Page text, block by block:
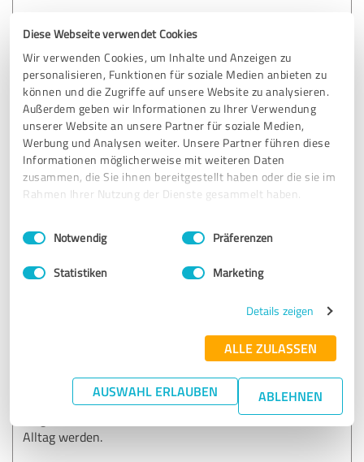
Diese Webseite verwendet Cookies
Wir verwenden Cookies, um Inhalte und Anzeigen zu
personalisieren, Funktionen für soziale Medien anbieten zu
können und die Zugriffe auf unsere Website zu analysieren.
Außerdem geben wir Informationen zu Ihrer Verwendung
unserer Website an unsere Partner für soziale Medien,
Werbung und Analysen weiter. Unsere Partner führen diese
Informationen möglicherweise mit weiteren Daten
zusammen, die Sie ihnen bereitgestellt haben oder die sie im
Rahmen Ihrer Nutzung der Dienste gesammelt haben.
Impressum Datenschutzbestimmungen
Einwilligungsauswahl
Notwendig Präferenzen
Statistiken Marketing
Details zeigen
ALLE ZULASSEN
AUSWAHL ERLAUBEN ABLEHNEN
Erfahrungsbericht & Bewertung zu:
Alexander Burkhardt
06.02.2025 Anonym
5,00 von 5
SEHR GUT Empfehlung
Ich war dankbar, mit Alexander im Coaching meine
wichtig ist, um ihnen näher zu kommen. Wir haben viel an
mir wertvolle Tools vermittelt, die ich im Alltag anwenden
als sehr hilfreich und ganz besonders die innere Bühne, die
mich unterstützt, auch andere Sichtweisen in mir wach
werden zu lassen. Alexander hatte aber immer auch ein
offenes Ohr für aktuelle Anliegen. Das Coaching wird noch
lange nachwirken und die Tools ein Bestandteil in meinem
Alltag werden.